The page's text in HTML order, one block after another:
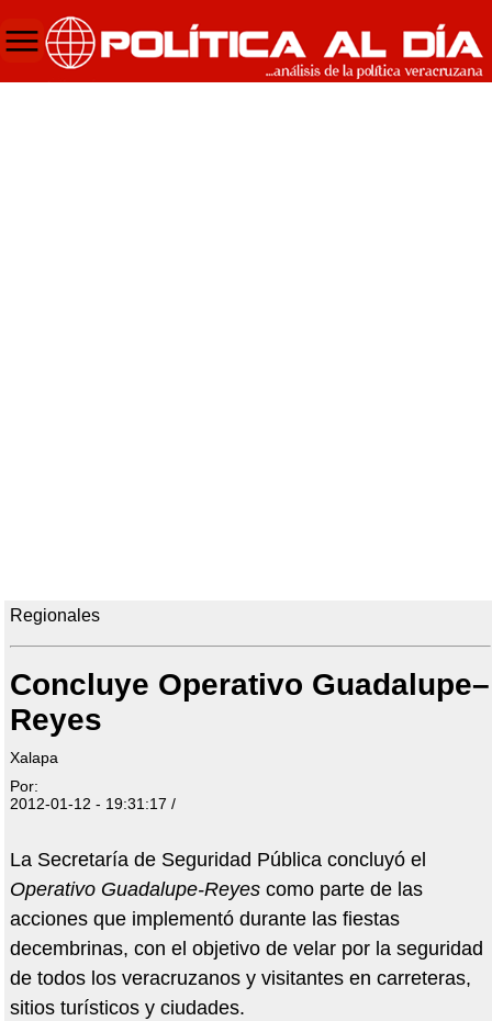
Regionales
Concluye Operativo Guadalupe–
Reyes
Xalapa
Por:
2012-01-12 - 19:31:17 /
La Secretaría de Seguridad Pública concluyó el
Operativo Guadalupe-Reyescomo parte de las
acciones que implementó durante las fiestas
decembrinas, con el objetivo de velar por la seguridad
de todos los veracruzanos y visitantes en carreteras,
sitios turísticos y ciudades.